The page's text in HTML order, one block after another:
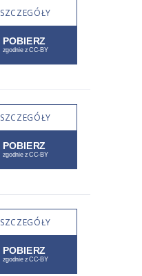
SZCZEGÓŁY
SZCZEGÓŁY
SZCZEGÓŁY